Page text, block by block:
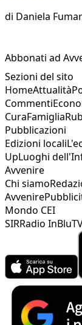
di Daniela
Abbonati ad
Sezioni del sito
HomeAttualità
Commenti
CuraFamiglia
Pubblicazioni
Edizioni locali
UpLuoghi
Avvenire
Chi siamo
Avvenire
Mondo CEI
SIRRadio InBlu